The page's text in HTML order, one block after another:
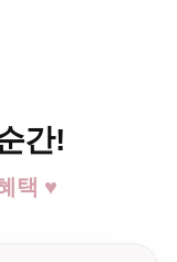
간!
택 ♥